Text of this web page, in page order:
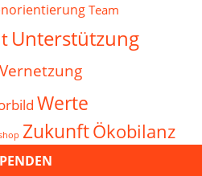
Team
Unterstützung
Vernetzung
Werte
ZukunftÖkobilanz